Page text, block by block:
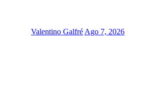
Valentino Galfré Ago 7, 2026